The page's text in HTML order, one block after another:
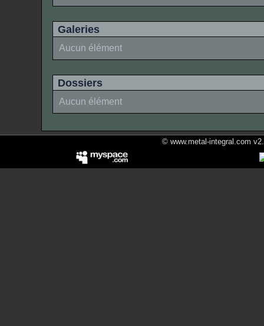
Galeries
Aucun élément
Dossiers
Aucun élément
© www.metal-integral.com